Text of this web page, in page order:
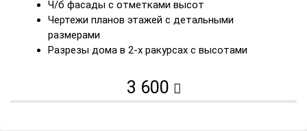
Ч/б фасады с отметками высот
Чертежи планов этажей с детальными
размерами
Разрезы дома в 2-х ракурсах с высотами
3 600